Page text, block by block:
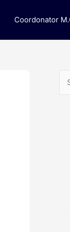
Coordonator